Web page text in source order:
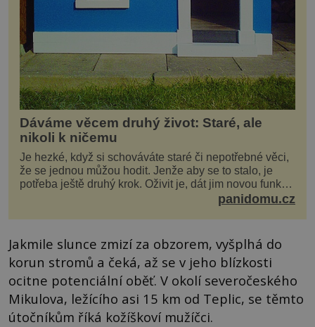
Dáváme věcem druhý život: Staré, ale
nikoli k ničemu
Je hezké, když si schováváte staré či nepotřebné věci,
že se jednou můžou hodit. Jenže aby se to stalo, je
potřeba ještě druhý krok. Oživit je, dát jim novou funkci
panidomu.cz
Jakmile slunce zmizí za obzorem, vyšplhá do
korun stromů a čeká, až se v jeho blízkosti
ocitne potenciální oběť. V okolí severočeského
Mikulova, ležícího asi 15 km od Teplic, se těmto
útočníkům říká kožíškoví mužíčci.